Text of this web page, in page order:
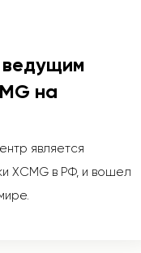
ведущим
на
является
XCMG в РФ, и вошел